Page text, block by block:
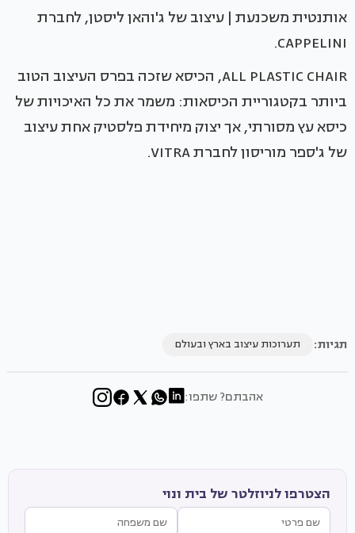
אותנטית משכנעת | עיצוב של ג'והאן ליסטן, לחברת
CAPPELINI.
ALL PLASTIC CHAIR, הכיסא שזכה בפרס העיצוב הטוב
ביותר בקטגוריית הכיסאות: משמר את כל האיכויות של
כיסא עץ מסורתי, אך יצוק מיחידת פלסטיק אחת עיצוב
של ג'ספר מוריסון לחברת VITRA.
תגיות: תערוכות עיצוב בארץ ובעולם
אהבתם? שתפו:
הצטרפו לניוזלטר של בית ונוי